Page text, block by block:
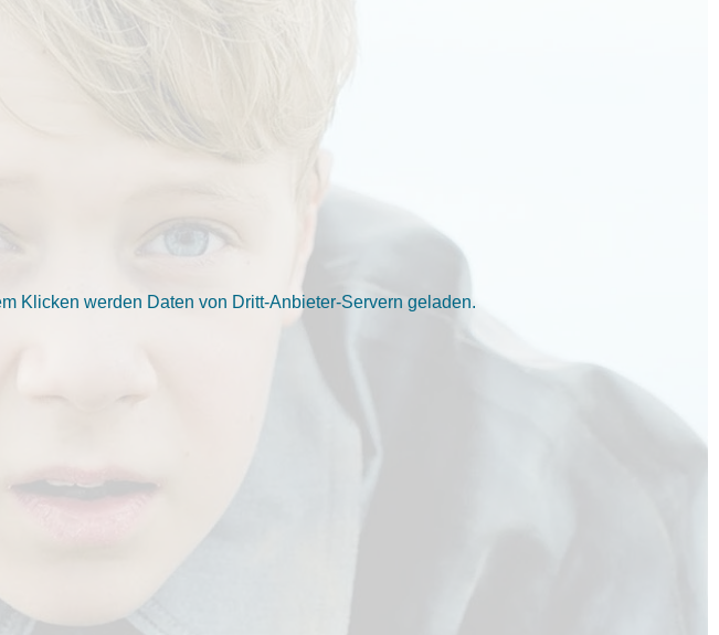
Klicken werden Daten von Dritt-Anbieter-Servern geladen.